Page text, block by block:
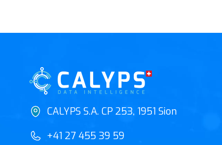
CALYPS S.A. CP 253, 1951 Sion
+41 27 455 39 59